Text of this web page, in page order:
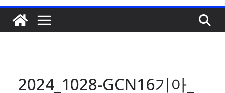
2024_1028-GCN16기아_